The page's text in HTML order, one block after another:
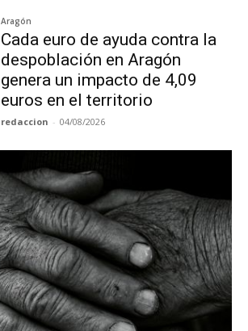
Aragón
Cada euro de ayuda contra la
despoblación en Aragón
genera un impacto de 4,09
euros en el territorio
redaccion - 04/08/2026